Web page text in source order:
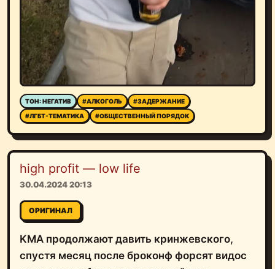
ТОН: НЕГАТИВ #АЛКОГОЛЬ
#ЗАДЕРЖАНИЕ
#ЛГБТ-ТЕМАТИКА
#ОБЩЕСТВЕННЫЙ ПОРЯДОК
high profit — low life
30.04.2024 20:13
ОРИГИНАЛ
KMA продолжают давить кринжевского,
спустя месяц после броконф форсят видос